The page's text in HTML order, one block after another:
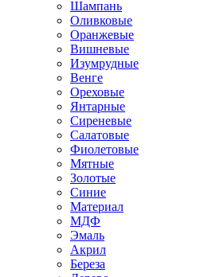
Шампань
Оливковые
Оранжевые
Вишневые
Изумрудные
Венге
Ореховые
Янтарные
Сиреневые
Салатовые
Фиолетовые
Мятные
Золотые
Синие
Материал
МДФ
Эмаль
Акрил
Береза